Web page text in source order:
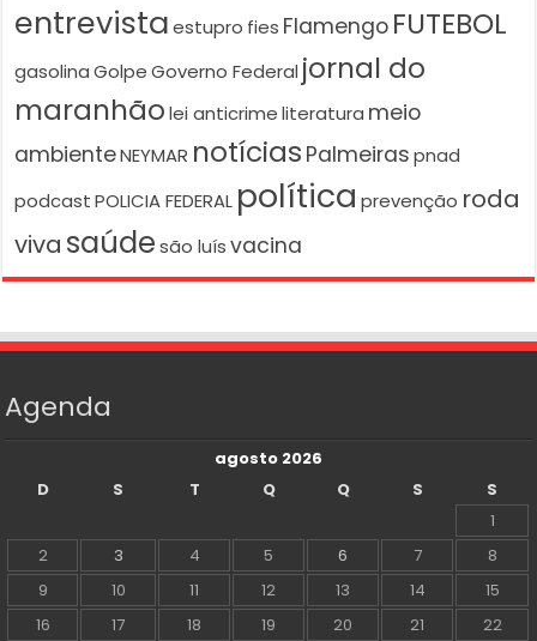
entrevista estupro fies Flamengo FUTEBOL
gasolina Golpe Governo Federal jornal do
maranhão lei anticrime literatura meio
ambienteNEYMAR notícias Palmeiras pnad
podcast POLICIA FEDERAL política prevenção roda
viva saúde são luís vacina
Agenda
agosto 2026
D
S T Q Q S
S
1
2
3 4 5 6 7
8
9
10 11 12 13 14
15
16
17 18 19 20 21
22